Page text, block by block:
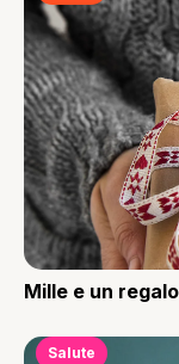
Mille e un
Salute